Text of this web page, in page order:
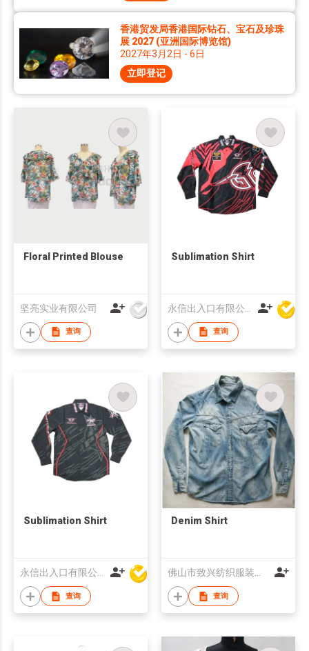
香港贸发局香港国际钻石、宝石及珍珠
展 2027 (亚洲国际博览馆)
2027年3月2日 - 6日
立即登记
Floral Printed Blouse
坚亮实业有限公司
查询
Sublimation Shirt
查询
Sublimation Shirt
查询
Denim Shirt
查询